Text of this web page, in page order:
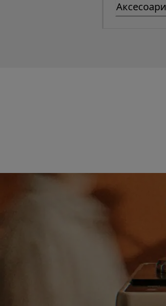
Аксесоари